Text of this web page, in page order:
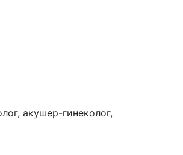
акушер-гинеколог,